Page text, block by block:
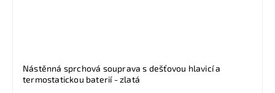
Nástěnná sprchová souprava s dešťovou hlavicí a
termostatickou baterií - zlatá